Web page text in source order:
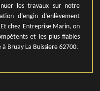
les travaux sur notre
d’engin d’enlèvement
chez Entreprise Marin, on
et les plus fiables
Bruay La Buissiere 62700.